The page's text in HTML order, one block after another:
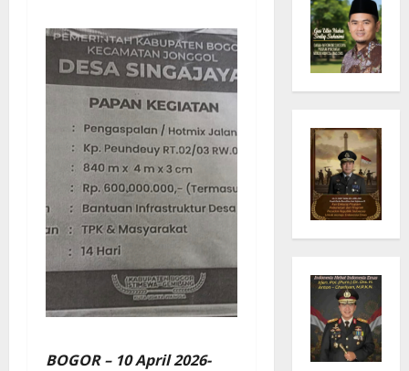
BOGOR – 10 April 2026-